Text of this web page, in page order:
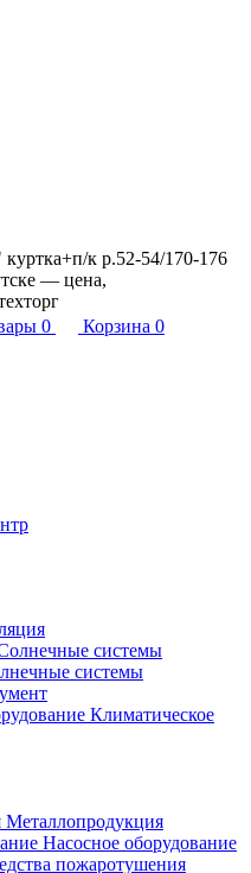
к р.52-54/170-176
— цена,
0 Корзина 0
системы
Климатическое
Металлопродукция
Насосное оборудование